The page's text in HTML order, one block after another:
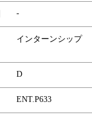
-
インターンシップ
D
ENT.P633